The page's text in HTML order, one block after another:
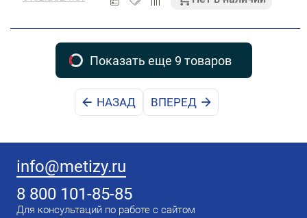
Показать еще 9 товаров
НАЗАД ВПЕРЕД
info@metizy.ru
8 800 101-85-85
Для консультаций по работе с сайтом